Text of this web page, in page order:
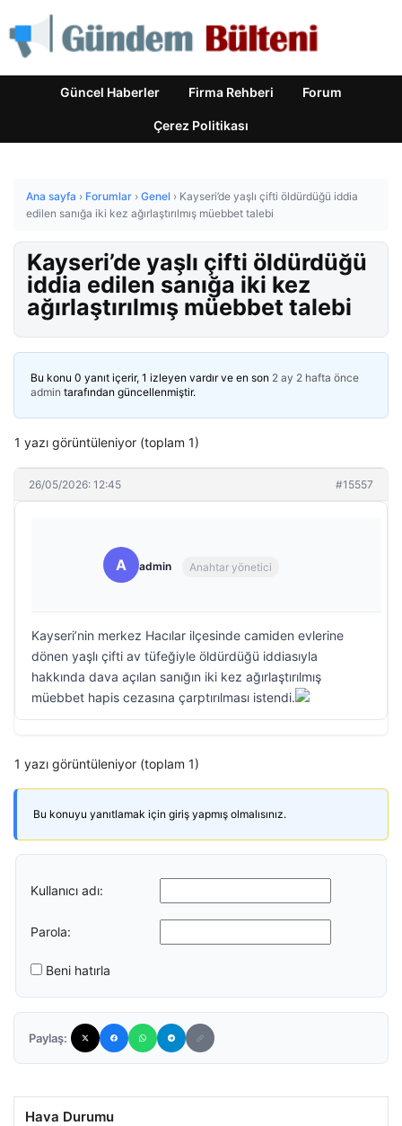
Güncel Haberler Firma Rehberi Forum
Çerez Politikası
Ana sayfa › Forumlar › Genel › Kayseri’de yaşlı çifti öldürdüğü iddia
edilen sanığa iki kez ağırlaştırılmış müebbet talebi
Kayseri’de yaşlı çifti öldürdüğü
iddia edilen sanığa iki kez
ağırlaştırılmış müebbet talebi
Bu konu 0 yanıt içerir, 1 izleyen vardır ve en son 2 ay 2 hafta önce
admin tarafından güncellenmiştir.
1 yazı görüntüleniyor (toplam 1)
26/05/2026: 12:45 #15557
A admin Anahtar yönetici
Kayseri’nin merkez Hacılar ilçesinde camiden evlerine
dönen yaşlı çifti av tüfeğiyle öldürdüğü iddiasıyla
hakkında dava açılan sanığın iki kez ağırlaştırılmış
müebbet hapis cezasına çarptırılması istendi.
1 yazı görüntüleniyor (toplam 1)
Bu konuyu yanıtlamak için giriş yapmış olmalısınız.
Kullanıcı adı:
Parola:
Beni hatırla
Paylaş:
Hava Durumu